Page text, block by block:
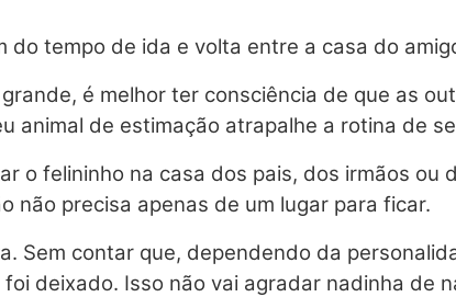
do tempo de ida e volta entre a casa do
é melhor ter consciência de que as
animal de estimação atrapalhe a rotina de
o felininho na casa dos pais, dos irmãos
não precisa apenas de um lugar para ficar.
Sem contar que, dependendo da
deixado. Isso não vai agradar nadinha de